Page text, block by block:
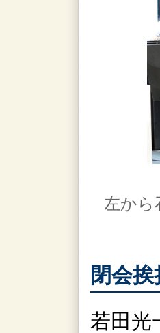
左から
閉会挨
若田光